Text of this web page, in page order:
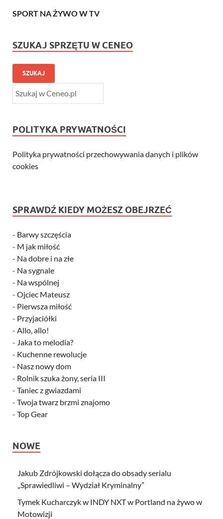
SPORT NA ŻYWO W TV
SZUKAJ SPRZĘTU W CENEO
SZUKAJ
POLITYKA PRYWATNOŚCI
Polityka prywatności przechowywania danych i plików
cookies
SPRAWDŹ KIEDY MOŻESZ OBEJRZEĆ
- Barwy szczęścia
- M jak miłość
- Na dobre i na złe
- Na sygnale
- Na wspólnej
- Ojciec Mateusz
- Pierwsza miłość
- Przyjaciółki
- Allo, allo!
- Jaka to melodia?
- Kuchenne rewolucje
- Nasz nowy dom
- Rolnik szuka żony, seria III
- Taniec z gwiazdami
- Twoja twarz brzmi znajomo
- Top Gear
NOWE
Jakub Zdrójkowski dołącza do obsady serialu
„Sprawiedliwi – Wydział Kryminalny”
Tymek Kucharczyk w INDY NXT w Portland na żywo w
Motowizji